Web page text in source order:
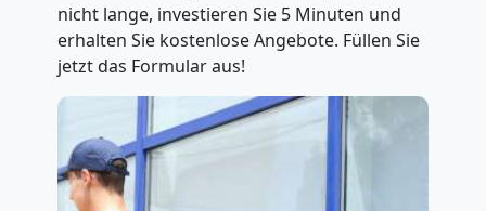
nicht lange, investieren Sie 5 Minuten und
erhalten Sie kostenlose Angebote. Füllen Sie
jetzt das Formular aus!